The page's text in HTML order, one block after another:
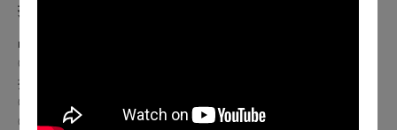
折扣方案
■
◎【春風調戲藝術節】系列節目任選2檔以上(含)享套票75
折。
◎【專屬家庭套票】一次購買4張票券享優惠價1,000元。
◎身心障礙人士及陪同者1名購票5折優待，入場時應出示身心